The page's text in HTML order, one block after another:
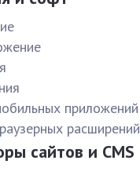
приложений
расширений
сайтов и CMS